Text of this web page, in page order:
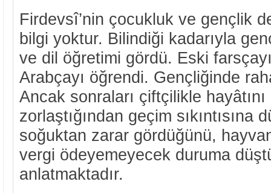
Firdevsî’nin çocukluk ve gençlik
bilgi yoktur. Bilindiği kadarıyla
ve dil öğretimi gördü. Eski
Arabçayı öğrendi. Gençliğinde
Ancak sonraları çiftçilikle hayâtını
zorlaştığından geçim sıkıntısına
soğuktan zarar gördüğünü,
vergi ödeyemeyecek duruma
anlatmaktadır.